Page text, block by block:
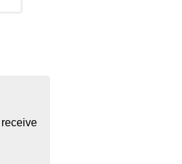
receive